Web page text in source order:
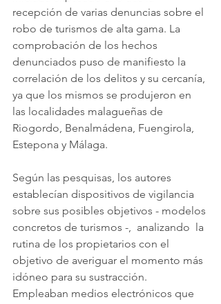
recepción de varias denuncias sobre el
robo de turismos de alta gama. La
comprobación de los hechos
denunciados puso de manifiesto la
correlación de los delitos y su cercanía,
ya que los mismos se produjeron en
las localidades malagueñas de
Riogordo, Benalmádena, Fuengirola,
Estepona y Málaga.
Según las pesquisas, los autores
establecían dispositivos de vigilancia
sobre sus posibles objetivos - modelos
concretos de turismos -,  analizando  la
rutina de los propietarios con el
objetivo de averiguar el momento más
idóneo para su sustracción.
Empleaban medios electrónicos que